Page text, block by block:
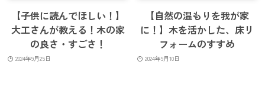
【子供に読んでほしい！】
大工さんが教える！木の家
の良さ・すごさ！
2024年9月25日
【自然の温もりを我が家
に！】木を活かした、床リ
フォームのすすめ
2024年9月10日